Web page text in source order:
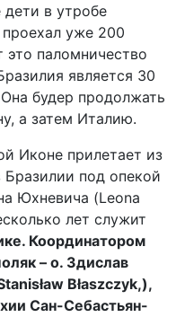
в утробе
уже 200
это паломничество
является 30
будер продолжать
а затем Италию.
Иконе прилетает из
под опекой
Юхневича (Leona
лет служит
Координатором
– о. Здислав
Błaszczyk,),
Сан-Себастьян-